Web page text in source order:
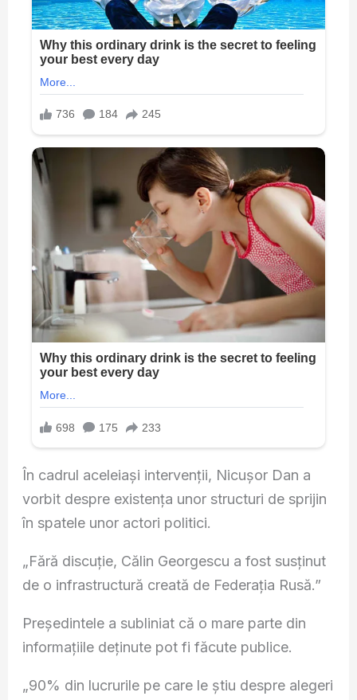
În cadrul aceleiași intervenții, Nicușor Dan a
vorbit despre existența unor structuri de sprijin
în spatele unor actori politici.
„Fără discuție, Călin Georgescu a fost susținut
de o infrastructură creată de Federația Rusă.”
Președintele a subliniat că o mare parte din
informațiile deținute pot fi făcute publice.
„90% din lucrurile pe care le știu despre alegeri